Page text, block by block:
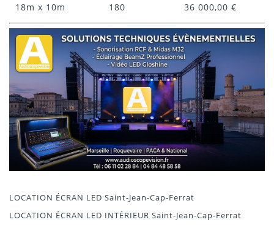
18m x 10m
180 36 000,00 €
LOCATION ÉCRAN LED Saint-Jean-Cap-Ferrat
LOCATION ÉCRAN LED INTÉRIEUR Saint-Jean-Cap-Ferrat